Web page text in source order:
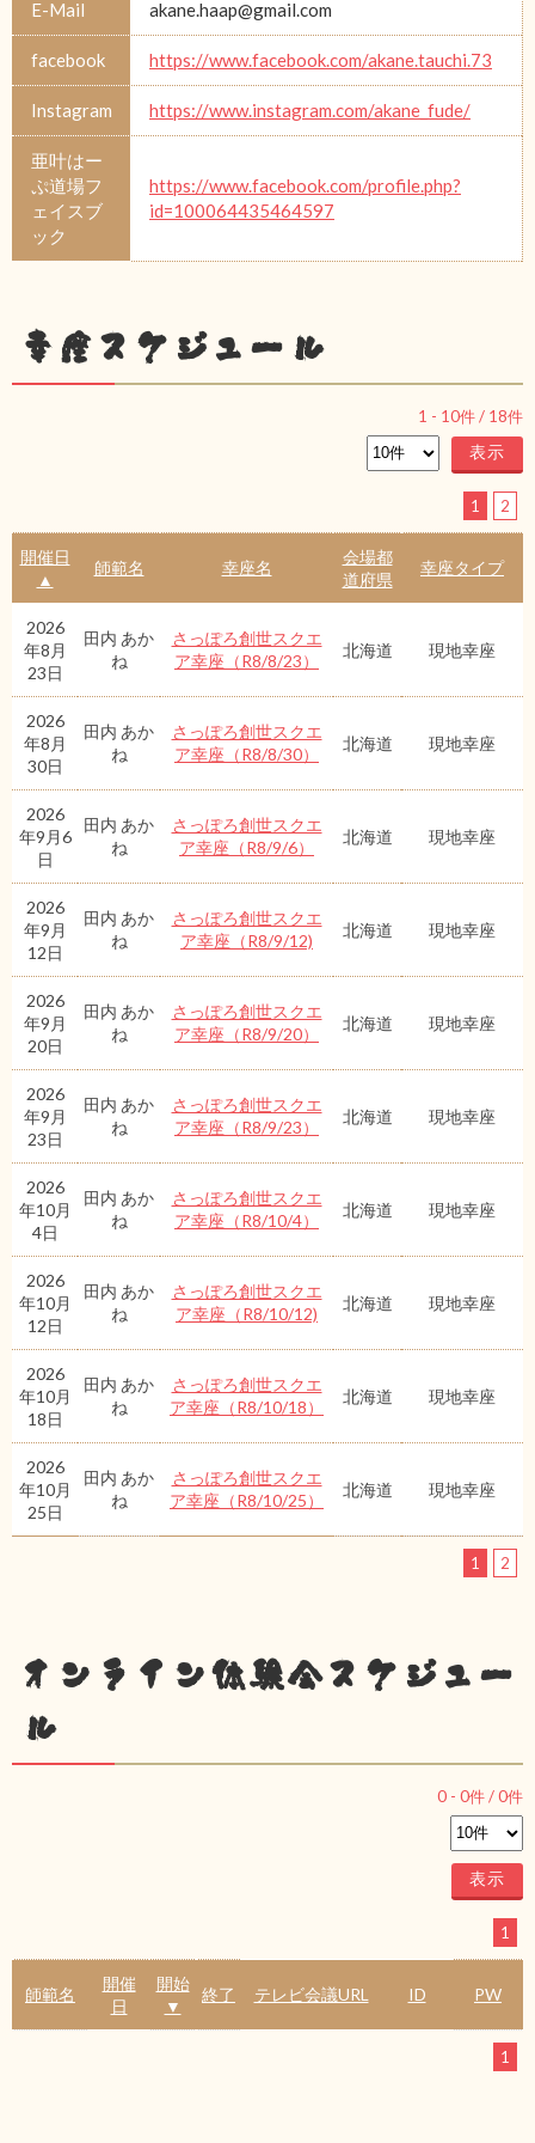
E-Mail akane.haap@gmail.com
facebook https://www.facebook.com/akane.tauchi.73
Instagram https://www.instagram.com/akane_fude/
亜叶はー
ぷ道場フ
ェイスブ
ック
https://www.facebook.com/profile.php?
id=100064435464597
幸座スケジュール
1 - 10件 / 18件
1 2
開催日
▲
師範名 幸座名
会場都
道府県
幸座タイプ
2026
年8月
23日
田内 あか
ね
さっぽろ創世スクエ
ア幸座（R8/8/23）
北海道 現地幸座
2026
年8月
30日
田内 あか
ね
さっぽろ創世スクエ
ア幸座（R8/8/30）
北海道 現地幸座
2026
年9月6
日
田内 あか
ね
さっぽろ創世スクエ
ア幸座（R8/9/6）
北海道 現地幸座
2026
年9月
12日
田内 あか
ね
さっぽろ創世スクエ
ア幸座（R8/9/12)
北海道 現地幸座
2026
年9月
20日
田内 あか
ね
さっぽろ創世スクエ
ア幸座（R8/9/20）
北海道 現地幸座
2026
年9月
23日
田内 あか
ね
さっぽろ創世スクエ
ア幸座（R8/9/23）
北海道 現地幸座
2026
年10月
4日
田内 あか
ね
さっぽろ創世スクエ
ア幸座（R8/10/4）
北海道 現地幸座
2026
年10月
12日
田内 あか
ね
さっぽろ創世スクエ
ア幸座（R8/10/12)
北海道 現地幸座
2026
年10月
18日
田内 あか
ね
さっぽろ創世スクエ
ア幸座（R8/10/18）
北海道 現地幸座
2026
年10月
25日
田内 あか
ね
さっぽろ創世スクエ
ア幸座（R8/10/25）
北海道 現地幸座
1 2
オンライン体験会スケジュー
ル
0 - 0件 /0件
1
師範名
開催
日
開始
▼
終了 テレビ会議URL ID PW
1